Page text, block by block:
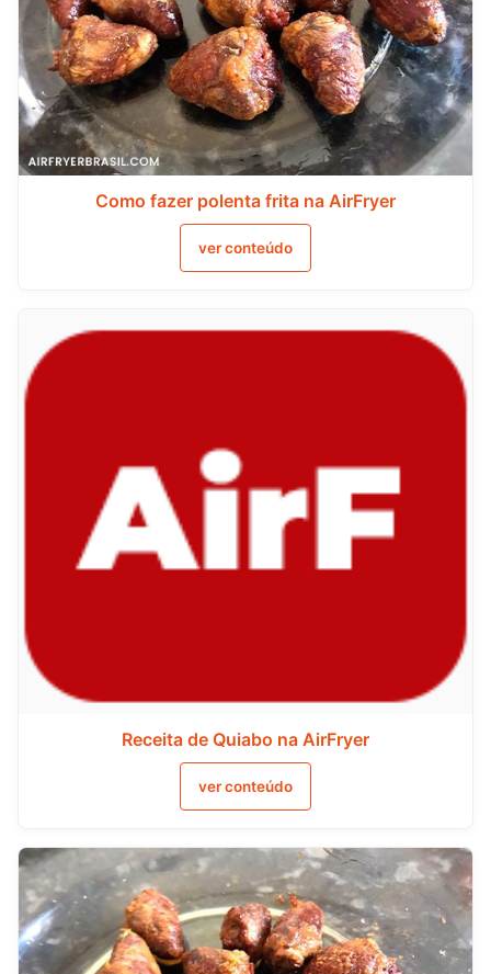
Como fazer polenta frita na AirFryer
ver conteúdo
Receita de Quiabo na AirFryer
ver conteúdo